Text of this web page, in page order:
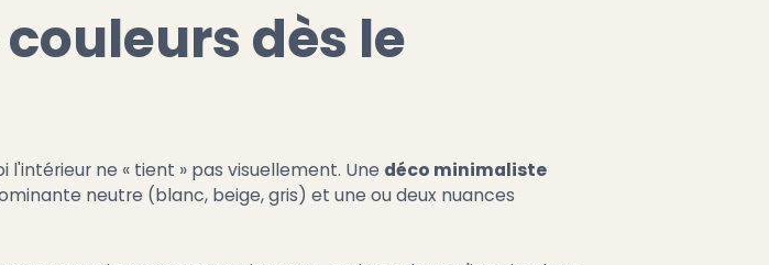
dès le
ne « tient » pas visuellement. Une déco minimaliste
neutre (blanc, beige, gris) et une ou deux nuances